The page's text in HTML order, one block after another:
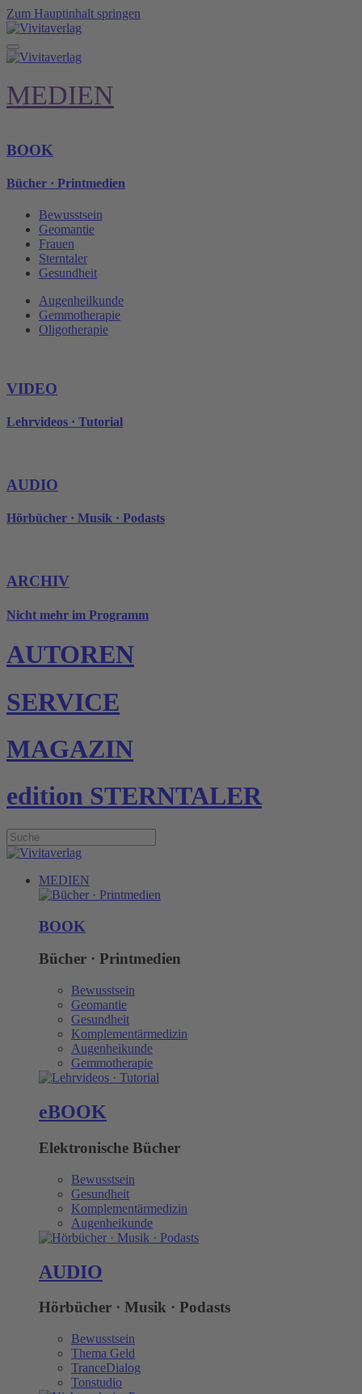
Zum Hauptinhalt springen
MEDIEN
BOOK
Bücher · Printmedien
Bewusstsein
Geomantie
Frauen
Sterntaler
Gesundheit
Augenheilkunde
Gemmotherapie
Oligotherapie
VIDEO
Lehrvideos · Tutorial
AUDIO
Hörbücher · Musik · Podasts
ARCHIV
Nicht mehr im Programm
AUTOREN
SERVICE
MAGAZIN
edition STERNTALER
MEDIEN
BOOK
Bücher · Printmedien
Bewusstsein
Geomantie
Gesundheit
Komplementärmedizin
Augenheikunde
Gemmotherapie
eBOOK
Elektronische Bücher
Bewusstsein
Gesundheit
Komplementärmedizin
Augenheikunde
AUDIO
Hörbücher · Musik · Podasts
Bewusstsein
Thema Geld
TranceDialog
Tonstudio